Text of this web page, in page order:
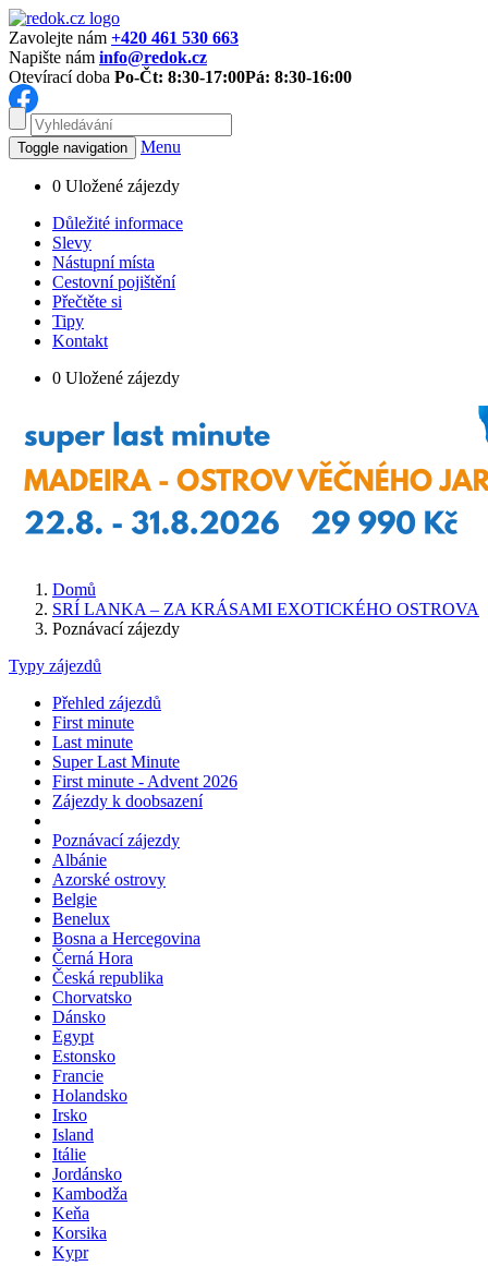
Zavolejte nám +420 461 530 663
Napište nám info@redok.cz
Otevírací doba Po-Čt: 8:30-17:00Pá: 8:30-16:00
Toggle navigation Menu
0 Uložené zájezdy
Důležité informace
Slevy
Nástupní místa
Cestovní pojištění
Přečtěte si
Tipy
Kontakt
0 Uložené zájezdy
Domů
SRÍ LANKA – ZA KRÁSAMI EXOTICKÉHO OSTROVA
Poznávací zájezdy
Typy zájezdů
Přehled zájezdů
First minute
Last minute
Super Last Minute
First minute - Advent 2026
Zájezdy k doobsazení
Poznávací zájezdy
Albánie
Azorské ostrovy
Belgie
Benelux
Bosna a Hercegovina
Černá Hora
Česká republika
Chorvatsko
Dánsko
Egypt
Estonsko
Francie
Holandsko
Irsko
Island
Itálie
Jordánsko
Kambodža
Keňa
Korsika
Kypr